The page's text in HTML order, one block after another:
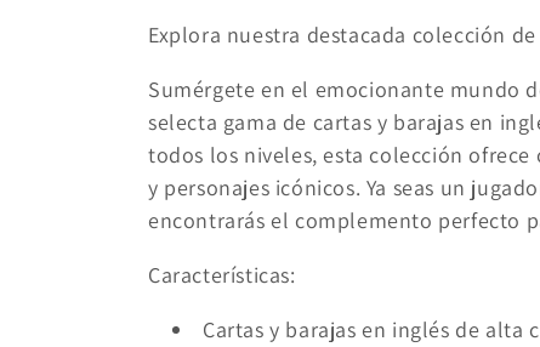
o
l
e
c
c
Explora nuestra destacada colección de
Sumérgete en el emocionante mundo
selecta gama de cartas y barajas en
todos los niveles, esta colección
y personajes icónicos. Ya seas un
encontrarás el complemento perfecto
Características:
Cartas y barajas en inglés de alta